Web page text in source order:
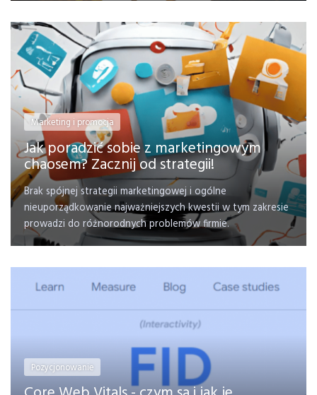
Marketing i promocja
Jak poradzić sobie z marketingowym
chaosem? Zacznij od strategii!
Brak spójnej strategii marketingowej i ogólne
nieuporządkowanie najważniejszych kwestii w tym zakresie
prowadzi do różnorodnych problemów firmie.
Pozycjonowanie